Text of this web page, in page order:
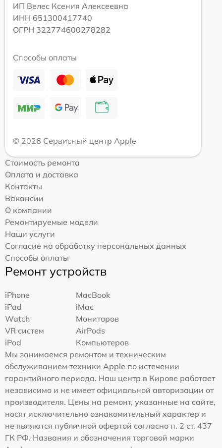
ИП Велес Ксения Алексеевна
ИНН 651300417740
ОГРН 322774600278282
Способы оплаты
© 2026 Сервисный центр Apple
Стоимость ремонта
Оплата и доставка
Контакты
Вакансии
О компании
Ремонтируемые модели
Наши услуги
Согласие на обработку персональных данных
Способы оплаты
Ремонт устройств
iPhone
MacBook
iPad
iMac
Watch
Мониторов
VR систем
AirPods
iPod
Компьютеров
Мы занимаемся ремонтом и техническим
обслуживанием техники Apple по истечении
гарантийного периода. Наш центр в Кирове работает
независимо и не имеет официальной авторизации от
производителя. Цены на ремонт, указанные на сайте,
носят исключительно ознакомительный характер и
не являются публичной офертой согласно п. 2 ст. 437
ГК РФ. Названия и обозначения торговой марки